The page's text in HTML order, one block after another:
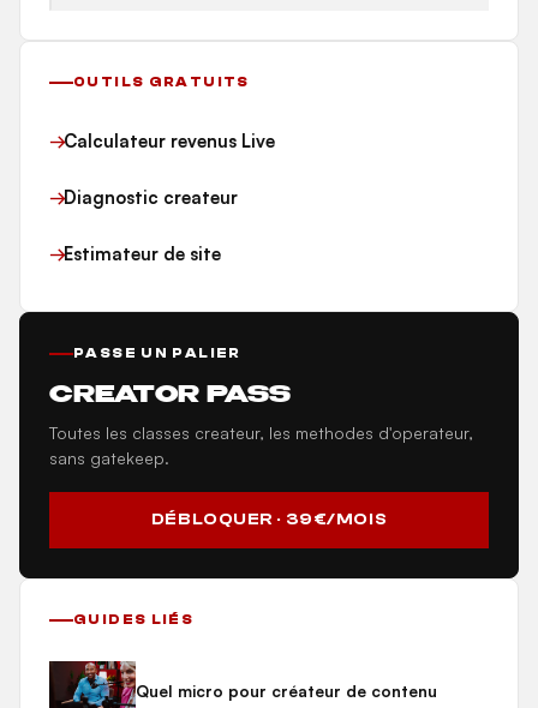
OUTILS GRATUITS
Calculateur revenus Live
Diagnostic createur
Estimateur de site
PASSE UN PALIER
CREATOR PASS
Toutes les classes createur, les methodes d'operateur,
sans gatekeep.
DÉBLOQUER · 39€/MOIS
GUIDES LIÉS
Quel micro pour créateur de contenu